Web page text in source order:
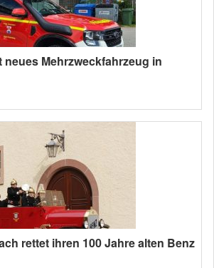
Mehrzweckfahrzeug in
rettet ihren 100 Jahre alten Benz